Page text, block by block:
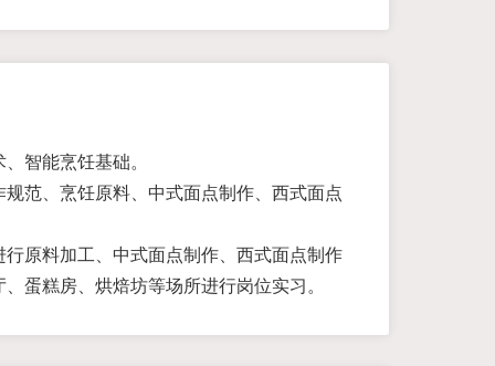
智能烹饪基础。
范、烹饪原料、中式面点制作、西式面点
原料加工、中式面点制作、西式面点制作
蛋糕房、烘焙坊等场所进行岗位实习。